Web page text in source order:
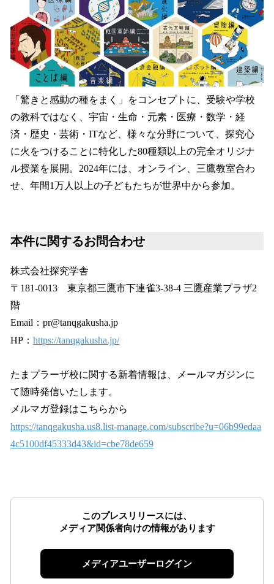
「驚きと感動の種をまく」をコンセプトに、受験や学校
の教科ではなく、宇宙・生命・元素・医療・数学・経
済・歴史・芸術・ITなど、様々な分野について、探究心
に火をつけることに特化した80種類以上の完全オリジナ
ル授業を展開。2024年には、オンライン、三鷹教室合わ
せ、年間1万人以上の子どもたちが世界中から参加。
本件に関するお問合わせ
株式会社探究学舎
〒181-0013 東京都三鷹市下連雀3-38-4 三鷹産業プラザ2
階
Email：pr@tanqgakusha.jp
HP： https://tanqgakusha.jp/
たまプラーザ校に関する新着情報は、メールマガジンに
て随時発信いたします。
メルマガ登録はこちらから
https://tanqgakusha.us8.list-manage.com/subscribe?u=06b99edaa
4c5100df45333d43&id=cbe78de659
このプレスリリースには、
メディア関係者向けの情報があります
メディアユーザーログイン